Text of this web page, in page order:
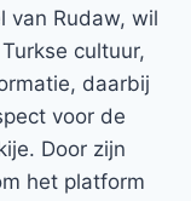
van Rudaw, wil
cultuur,
daarbij
voor de
Door zijn
het platform